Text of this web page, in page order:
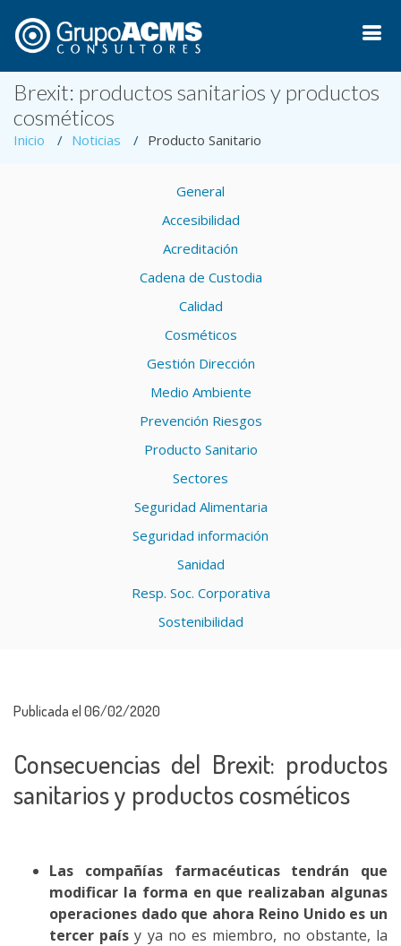
Brexit: productos sanitarios y productos
cosméticos
Inicio Noticias Producto Sanitario
General
Accesibilidad
Acreditación
Cadena de Custodia
Calidad
Cosméticos
Gestión Dirección
Medio Ambiente
Prevención Riesgos
Producto Sanitario
Sectores
Seguridad Alimentaria
Seguridad información
Sanidad
Resp. Soc. Corporativa
Sostenibilidad
Publicada el 06/02/2020
Consecuencias del Brexit: productos
sanitarios y productos cosméticos
Las compañías farmacéuticas tendrán que
modificar la forma en que realizaban algunas
operaciones dado que ahora Reino Unido es un
tercer país y ya no es miembro, no obstante, la